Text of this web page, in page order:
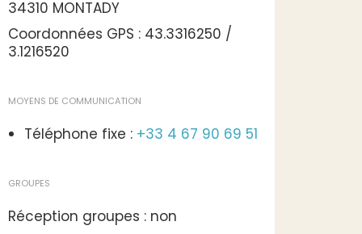
34310 MONTADY
Coordonnées GPS : 43.3316250 /
3.1216520
MOYENS DE COMMUNICATION
Téléphone fixe : +33 4 67 90 69 51
GROUPES
Réception groupes : non